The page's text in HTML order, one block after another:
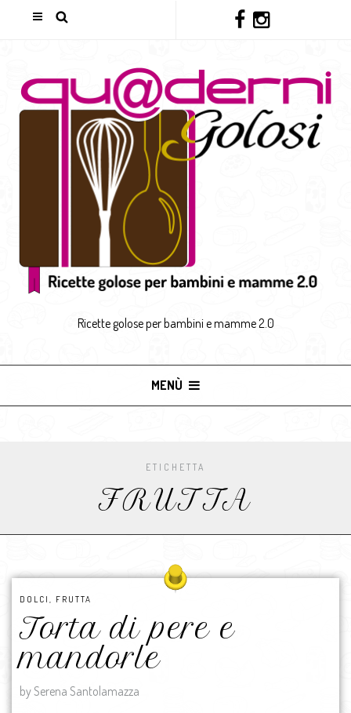
Ricette golose per bambini e mamme 2.0
MENÙ
ETICHETTA
FRUTTA
DOLCI FRUTTA
Torta di pere e
mandorle
by Serena Santolamazza